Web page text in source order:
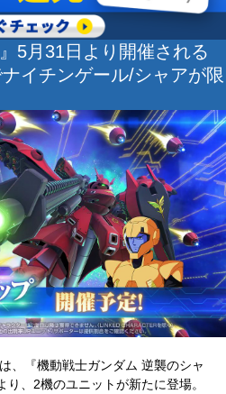
5月31日より開催される
イチンゲール/シャアが限
、『機動戦士ガンダム 逆襲のシャ
、2機のユニットが新たに登場。